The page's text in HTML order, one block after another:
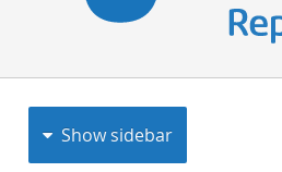
Show sidebar